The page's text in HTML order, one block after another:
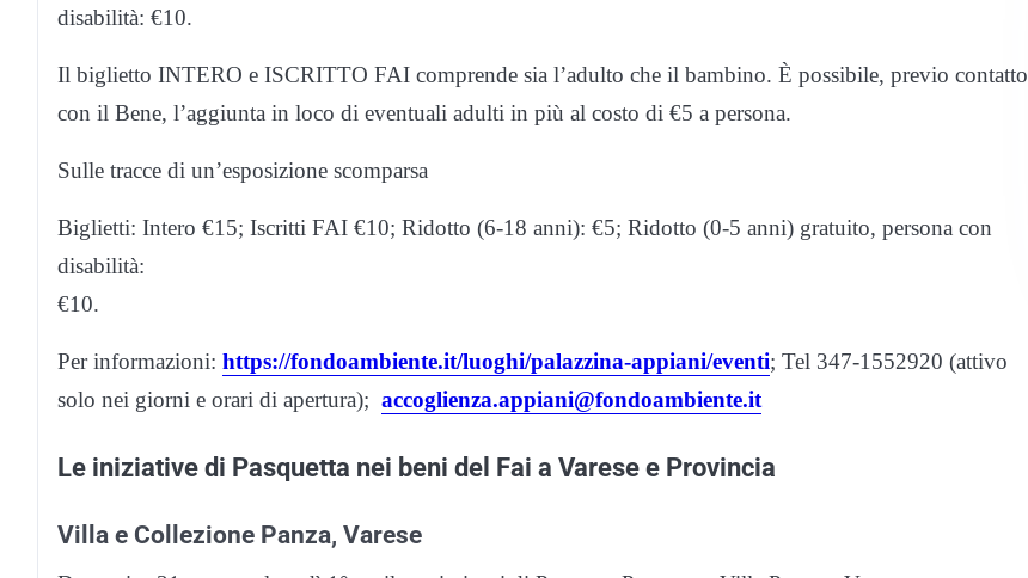
disabilità: €10.
Il biglietto INTERO e ISCRITTO FAI comprende sia l’adulto che il bambino. È possibile, previo contatto
con il Bene, l’aggiunta in loco di eventuali adulti in più al costo di €5 a persona.
Sulle tracce di un’esposizione scomparsa
Biglietti: Intero €15; Iscritti FAI €10; Ridotto (6-18 anni): €5; Ridotto (0-5 anni) gratuito, persona con
disabilità:
€10.
Per informazioni: https://fondoambiente.it/luoghi/palazzina-appiani/eventi; Tel 347-1552920 (attivo
solo nei giorni e orari di apertura); accoglienza.appiani@fondoambiente.it
Le iniziative di Pasquetta nei beni del Fai a Varese e Provincia
Villa e Collezione Panza, Varese